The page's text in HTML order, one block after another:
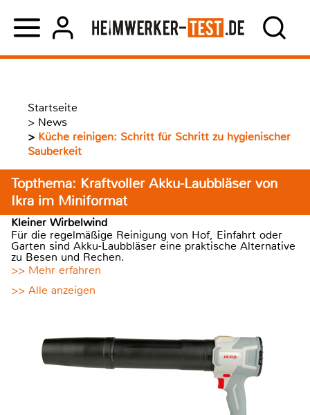
Startseite
> News
> Küche reinigen: Schritt für Schritt zu hygienischer
Sauberkeit
Topthema: Kraftvoller Akku-Laubbläser von
Ikra im Miniformat
Kleiner Wirbelwind
Für die regelmäßige Reinigung von Hof, Einfahrt oder
Garten sind Akku-Laubbläser eine praktische Alternative
zu Besen und Rechen.
>> Mehr erfahren
>> Alle anzeigen